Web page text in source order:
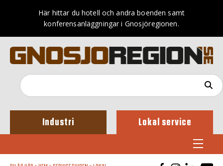
Här hittar du hotell och andra boenden samt
konferensanläggningar i Gnosjöregionen.
Industri Lokal service